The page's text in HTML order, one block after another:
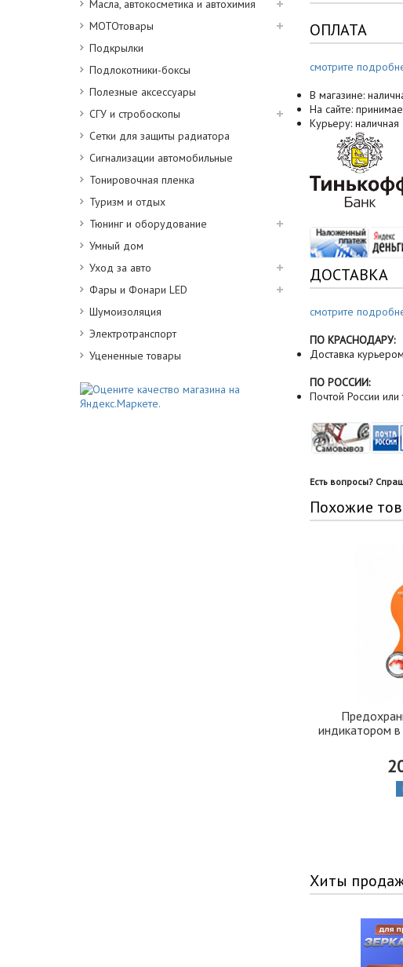
Масла, автокосметика и автохимия
МОТОтовары
Подкрылки
Подлокотники-боксы
Полезные аксессуары
СГУ и стробоскопы
Сетки для защиты радиатора
Сигнализации автомобильные
Тонировочная пленка
Туризм и отдых
Тюнинг и оборудование
Умный дом
Уход за авто
Фары и Фонари LED
Шумоизоляция
Электротранспорт
Уцененные товары
ОПЛАТА
смотрите
В магазине:
На сайте:
Курьеру: наличная
ДОСТАВКА
смотрите
ПО КРАСНОДАРУ:
Доставка
ПО РОССИИ:
Почтой России или
Есть вопросы?
Похожие
индикатором
Хиты